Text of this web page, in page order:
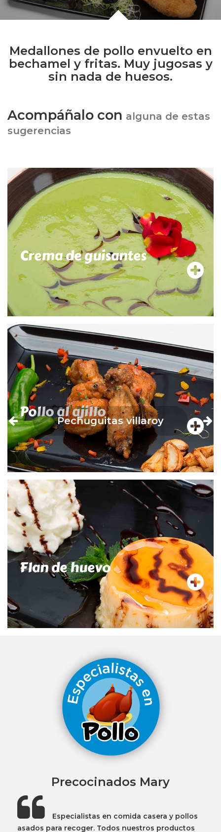
Pechuguitas villaroy
Medallones de pollo envuelto en
bechamel y fritas. Muy jugosas y
sin nada de huesos.
Acompáñalo con alguna de estas
sugerencias
Crema de guisantes
Pollo al ajillo
Flan de huevo
Precocinados Mary
Especialistas en comida casera y pollos
asados para recoger. Todos nuestros productos